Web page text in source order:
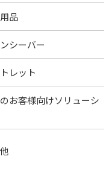
品
シーバー
レット
お客様向けソリューシ